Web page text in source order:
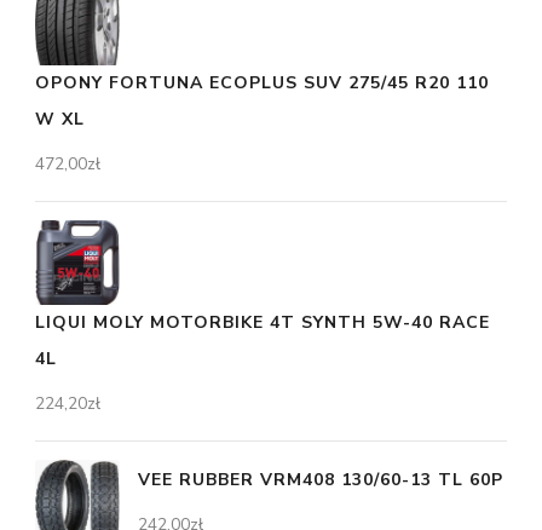
OPONY FORTUNA ECOPLUS SUV 275/45 R20 110
W XL
472,00zł
LIQUI MOLY MOTORBIKE 4T SYNTH 5W-40 RACE
4L
224,20zł
VEE RUBBER VRM408 130/60-13 TL 60P
242,00zł